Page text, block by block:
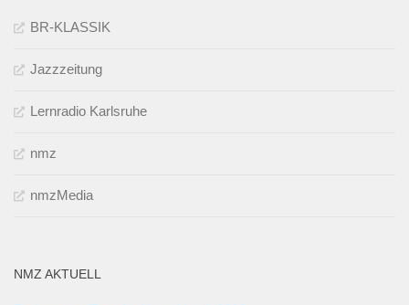
BR-KLASSIK
Jazzzeitung
Lernradio Karlsruhe
nmz
nmzMedia
NMZ AKTUELL